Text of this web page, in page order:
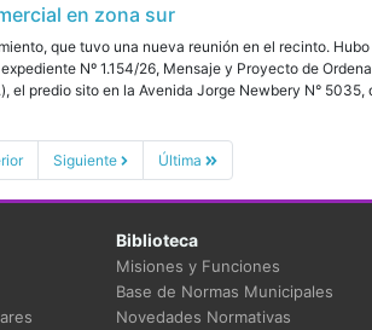
en zona sur
que tuvo una nueva reunión en el recinto.
Nº 1.154/26, Mensaje y Proyecto de
el predio sito en la Avenida Jorge Newbery N°
Siguiente Última
Biblioteca
Misiones y Funciones
Base de Normas Municipales
Novedades Normativas